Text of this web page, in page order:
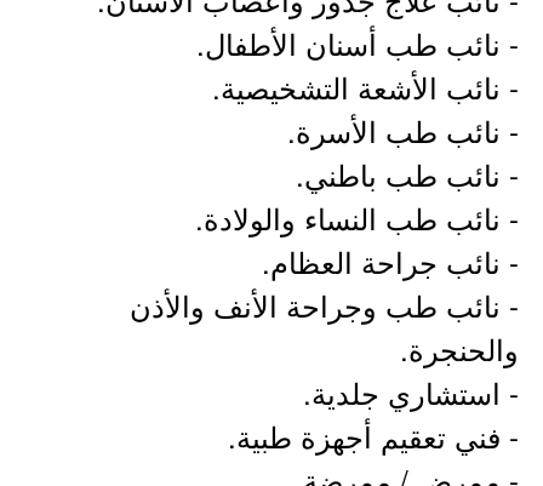
- نائب طب أسنان الأطفال.
- نائب الأشعة التشخيصية.
- نائب طب الأسرة.
- نائب طب باطني.
- نائب طب النساء والولادة.
- نائب جراحة العظام.
- نائب طب وجراحة الأنف والأذن
والحنجرة.
- استشاري جلدية.
- فني تعقيم أجهزة طبية.